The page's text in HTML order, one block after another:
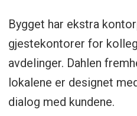
Bygget har ekstra
gjestekontorer for
avdelinger. Dahlen
lokalene er designet
dialog med kundene.